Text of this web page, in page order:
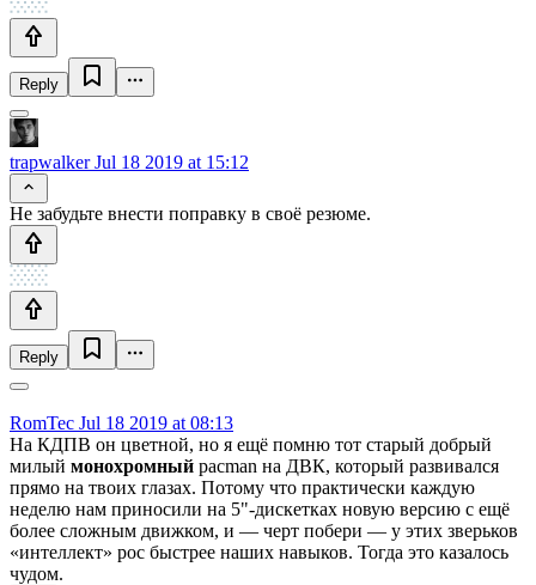
Reply
trapwalkerJul 18 2019 at 15:12
Не забудьте внести поправку в своё резюме.
Reply
RomTec Jul 18 2019 at 08:13
На КДПВ он цветной, но я ещё помню тот старый добрый
милый монохромный pacman на ДВК, который развивался
прямо на твоих глазах. Потому что практически каждую
неделю нам приносили на 5"-дискетках новую версию с ещё
более сложным движком, и — черт побери — у этих зверьков
«интеллект» рос быстрее наших навыков. Тогда это казалось
чудом.